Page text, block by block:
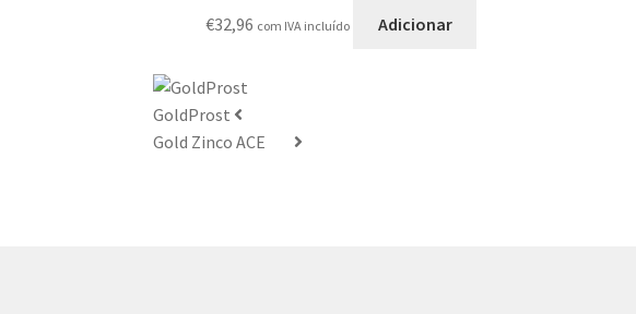
€32,96 com IVA incluído Adicionar
GoldProst
Gold Zinco ACE